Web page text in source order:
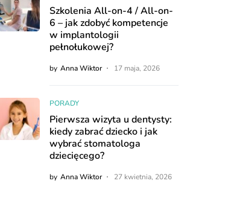
Szkolenia All-on-4 / All-on-
6 – jak zdobyć kompetencje
w implantologii
pełnołukowej?
by Anna Wiktor 17 maja, 2026
PORADY
Pierwsza wizyta u dentysty:
kiedy zabrać dziecko i jak
wybrać stomatologa
dziecięcego?
by Anna Wiktor 27 kwietnia, 2026